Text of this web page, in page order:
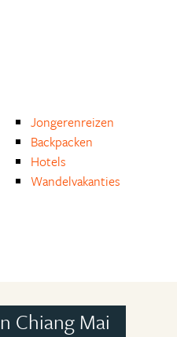
Jongerenreizen
Backpacken
Hotels
Wandelvakanties
Chiang Mai